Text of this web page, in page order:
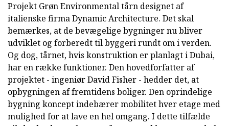
Projekt Grøn Environmental tårn designet af
italienske firma Dynamic Architecture. Det skal
bemærkes, at de bevægelige bygninger nu bliver
udviklet og forberedt til byggeri rundt om i verden.
Og dog, tårnet, hvis konstruktion er planlagt i Dubai,
har en række funktioner. Den hovedforfatter af
projektet - ingeniør David Fisher - hedder det, at
opbygningen af fremtidens boliger. Den oprindelige
bygning koncept indebærer mobilitet hver etage med
mulighed for at lave en hel omgang. I dette tilfælde